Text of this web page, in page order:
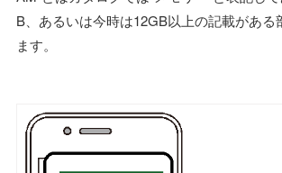
B、あるいは今時は12GB以上の記載がある
ます。